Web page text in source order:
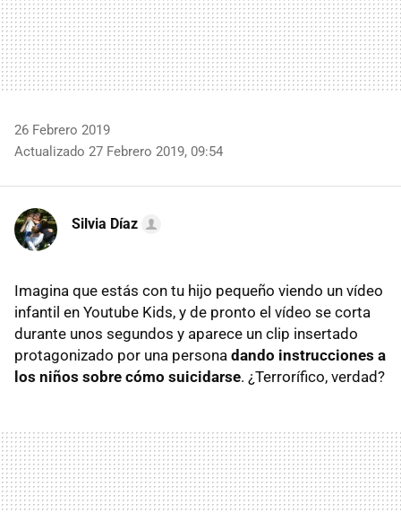
26 Febrero 2019
Actualizado 27 Febrero 2019, 09:54
Silvia Díaz
Imagina que estás con tu hijo pequeño viendo un vídeo
infantil en Youtube Kids, y de pronto el vídeo se corta
durante unos segundos y aparece un clip insertado
protagonizado por una persona dando instrucciones a
los niños sobre cómo suicidarse. ¿Terrorífico, verdad?